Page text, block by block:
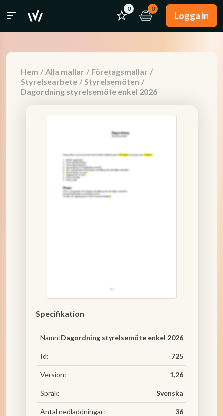
0 0
Logga in
Hem / Alla mallar / Företagsmallar /
Styrelsearbete / Styrelsemöten /
Dagordning styrelsemöte enkel 2026
Specifikation
Namn:Dagordning styrelsemöte enkel 2026
Id: 725
Version: 1,26
Språk: Svenska
Antal nedladdningar: 36